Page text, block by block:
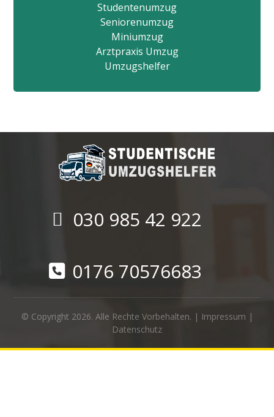
Studentenumzug
Seniorenumzug
Miniumzug
Arztpraxis Umzug
Umzugshelfer
030 985 42 922
0176 70576683
© Copyright 2026. Alle Rechte Vorbehalten. | Impressum |
Datenschutz